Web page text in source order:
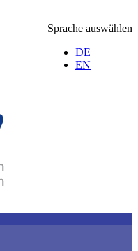
Sprache auswählen
DE
EN